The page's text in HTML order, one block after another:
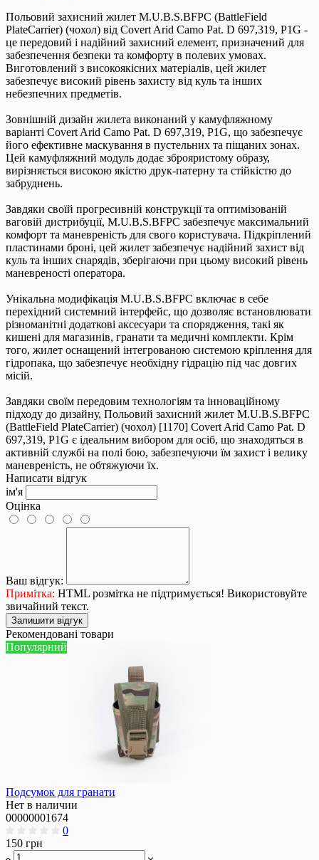
Польовий захисний жилет M.U.B.S.BFPC (BattleField
PlateCarrier) (чохол) від Covert Arid Camo Pat. D 697,319, P1G -
це передовий і надійний захисний елемент, призначений для
забезпечення безпеки та комфорту в полевих умовах.
Виготовлений з високоякісних матеріалів, цей жилет
забезпечує високий рівень захисту від куль та інших
небезпечних предметів.
Зовнішній дизайн жилета виконаний у камуфляжному
варіанті Covert Arid Camo Pat. D 697,319, P1G, що забезпечує
його ефективне маскування в пустельних та піщаних зонах.
Цей камуфляжний модуль додає зброяристому образу,
вирізняється високою якістю друк-патерну та стійкістю до
забруднень.
Завдяки своїй прогресивній конструкції та оптимізованій
ваговій дистрибуції, M.U.B.S.BFPC забезпечує максимальний
комфорт та маневреність для свого користувача. Підкріплений
пластинами броні, цей жилет забезпечує надійний захист від
куль та інших снарядів, зберігаючи при цьому високий рівень
маневреності оператора.
Унікальна модифікація M.U.B.S.BFPC включає в себе
перехідний системний інтерфейс, що дозволяє встановлювати
різноманітні додаткові аксесуари та спорядження, такі як
кишені для магазинів, гранати та медичні комплекти. Крім
того, жилет оснащений інтегрованою системою кріплення для
гідропака, що забезпечує необхідну гідрацію під час довгих
місій.
Завдяки своїм передовим технологіям та інноваційному
підходу до дизайну, Польовий захисний жилет M.U.B.S.BFPC
(BattleField PlateCarrier) (чохол) [1170] Covert Arid Camo Pat. D
697,319, P1G є ідеальним вибором для осіб, що знаходяться в
активній службі на полі бою, забезпечуючи їм захист і велику
маневреність, не обтяжуючи їх.
Написати відгук
ім'я
Оцінка
Ваш відгук:
Примітка: HTML розмітка не підтримується! Використовуйте
звичайний текст.
Залишити відгук
Рекомендовані товари
Популярний
Подсумок для гранати
Нет в наличии
00000001674
0
150 грн